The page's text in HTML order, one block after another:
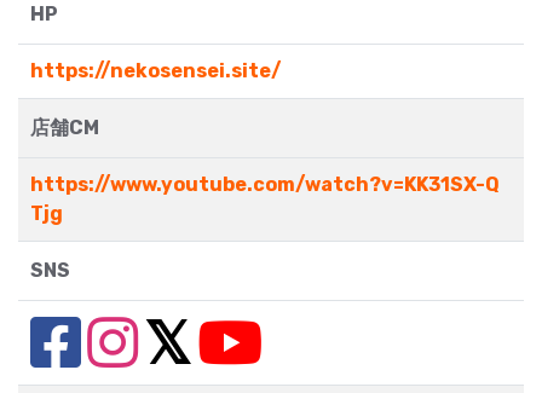
HP
https://nekosensei.site/
店舗CM
https://www.youtube.com/watch?v=KK31SX-Q
Tjg
SNS